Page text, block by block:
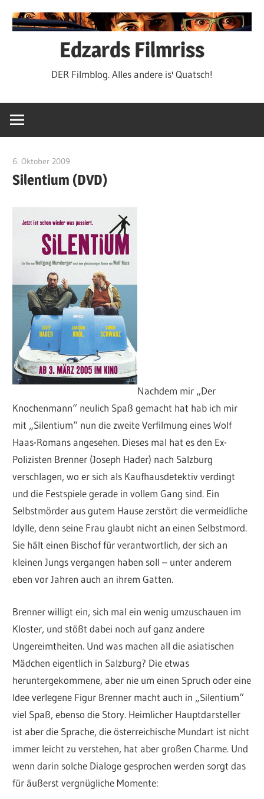
Inhalt
Edzards Filmriss
DER Filmblog. Alles andere is' Quatsch!
6. Oktober 2009
Silentium (DVD)
Nachdem mir „Der
Knochenmann“ neulich Spaß gemacht hat hab ich mir
mit „Silentium“ nun die zweite Verfilmung eines Wolf
Haas-Romans angesehen. Dieses mal hat es den Ex-
Polizisten Brenner (Joseph Hader) nach Salzburg
verschlagen, wo er sich als Kaufhausdetektiv verdingt
und die Festspiele gerade in vollem Gang sind. Ein
Selbstmörder aus gutem Hause zerstört die vermeidliche
Idylle, denn seine Frau glaubt nicht an einen Selbstmord.
Sie hält einen Bischof für verantwortlich, der sich an
kleinen Jungs vergangen haben soll – unter anderem
eben vor Jahren auch an ihrem Gatten.
Brenner willigt ein, sich mal ein wenig umzuschauen im
Kloster, und stößt dabei noch auf ganz andere
Ungereimtheiten. Und was machen all die asiatischen
Mädchen eigentlich in Salzburg? Die etwas
heruntergekommene, aber nie um einen Spruch oder eine
Idee verlegene Figur Brenner macht auch in „Silentium“
viel Spaß, ebenso die Story. Heimlicher Hauptdarsteller
ist aber die Sprache, die österreichische Mundart ist nicht
immer leicht zu verstehen, hat aber großen Charme. Und
wenn darin solche Dialoge gesprochen werden sorgt das
für äußerst vergnügliche Momente: